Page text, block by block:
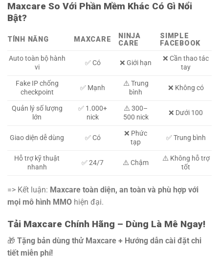
Maxcare So Với Phần Mềm Khác Có Gì Nổi
Bật?
TÍNH NĂNG MAXCARE
NINJA
CARE
SIMPLE
FACEBOOK
Auto toàn bộ hành
vi
✅ Có ❌ Giới hạn
❌ Cần thao tác
tay
Fake IP chống
checkpoint
✅ Mạnh
⚠️ Trung
bình
❌ Không có
Quản lý số lượng
lớn
✅ 1.000+
nick
⚠️ 300–
500 nick
❌ Dưới 100
Giao diện dễ dùng ✅ Có
❌ Phức
tạp
✅ Trung bình
Hỗ trợ kỹ thuật
nhanh
✅ 24/7 ⚠️ Chậm
⚠️ Không hỗ trợ
tốt
=> Kết luận: Maxcare toàn diện, an toàn và phù hợp với
mọi mô hình MMO hiện đại.
Tải Maxcare Chính Hãng – Dùng Là Mê Ngay!
🎁 Tặng bản dùng thử Maxcare + Hướng dẫn cài đặt chi
tiết miễn phí!